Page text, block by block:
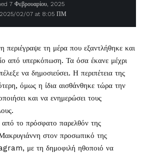
2025/02/07 at 8:05 ΠΜ
7 Φεβρουαρίου, 2025
περιέγραψε τη μέρα που εξαντλήθηκε και
από υπερκόπωση. Τα όσα έκανε μέχρι
να δημοσιεύσει. Η περιπέτεια της
όμως η ίδια αισθάνθηκε τώρα την
και να ενημερώσει τους
από το πρόσφατο παρελθόν της
στον προσωπικό της
με τη δημοφιλή ηθοποιό να